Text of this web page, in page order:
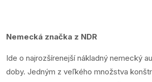
Nemecká značka z NDR
Ide o najrozšírenejší nákladný nemecký
doby. Jedným z veľkého množstva